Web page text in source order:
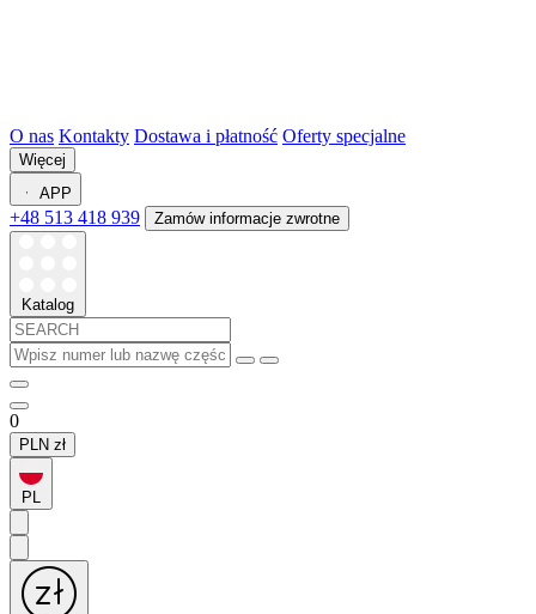
O nas Kontakty Dostawa i płatność Oferty specjalne
Więcej
APP
+48 513 418 939 Zamów informacje zwrotne
Katalog
0
PLN zł
PL